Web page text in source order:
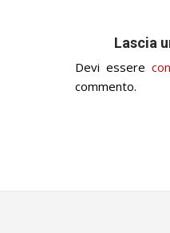
Lascia
Devi essere
commento.